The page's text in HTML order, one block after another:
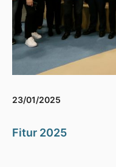
23/01/2025
Fitur 2025